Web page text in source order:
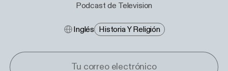
Podcast de Television
Inglés Historia Y Religión